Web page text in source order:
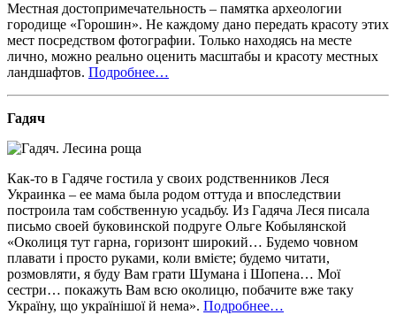
Местная достопримечательность – памятка археологии
городище «Горошин». Не каждому дано передать красоту этих
мест посредством фотографии. Только находясь на месте
лично, можно реально оценить масштабы и красоту местных
ландшафтов. Подробнее…
Гадяч
Как-то в Гадяче гостила у своих родственников Леся
Украинка – ее мама была родом оттуда и впоследствии
построила там собственную усадьбу. Из Гадяча Леся писала
письмо своей буковинской подруге Ольге Кобылянской
«Околиця тут гарна, горизонт широкий… Будемо човном
плавати і просто руками, коли вмієте; будемо читати,
розмовляти, я буду Вам грати Шумана і Шопена… Мої
сестри… покажуть Вам всю околицю, побачите вже таку
Україну, що українішої й нема». Подробнее…